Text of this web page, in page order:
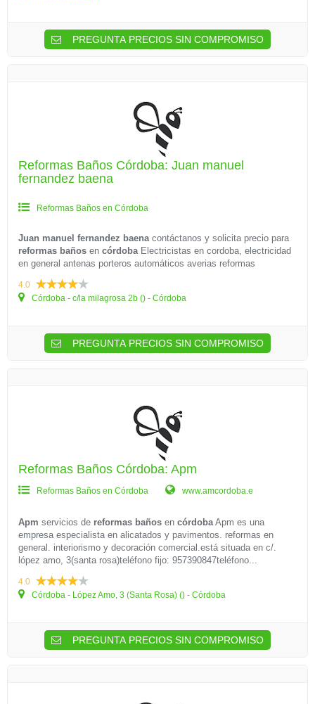
PREGUNTA PRECIOS SIN COMPROMISO
Reformas Baños Córdoba: Juan manuel
fernandez baena
Reformas Baños en Córdoba
Juan manuel fernandez baenacontáctanos y solicita precio para
reformas baños en córdobaElectricistas en cordoba, electricidad
en general antenas porteros automáticos averias reformas
4.0
Córdoba - c/la milagrosa 2b () - Córdoba
PREGUNTA PRECIOS SIN COMPROMISO
Reformas Baños Córdoba: Apm
Reformas Baños en Córdoba www.amcordoba.e
Apm servicios de reformas baños en córdobaApm es una
empresa especialista en alicatados y pavimentos. reformas en
general. interiorismo y decoración comercial.está situada en c/.
lópez amo, 3(santa rosa)teléfono fijo: 957390847teléfono...
4.0
Córdoba - López Amo, 3 (Santa Rosa) () - Córdoba
PREGUNTA PRECIOS SIN COMPROMISO